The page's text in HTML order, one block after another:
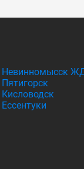
Невинномысск
Пятигорск
Кисловодск
Ессентуки